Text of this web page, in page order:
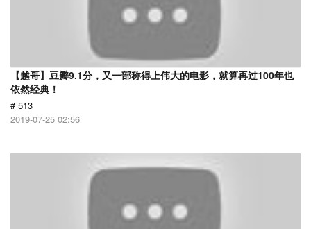
【越哥】豆瓣9.1分，又一部称得上伟大的电影，就算再过100年也
依然经典！
# 513
2019-07-25 02:56